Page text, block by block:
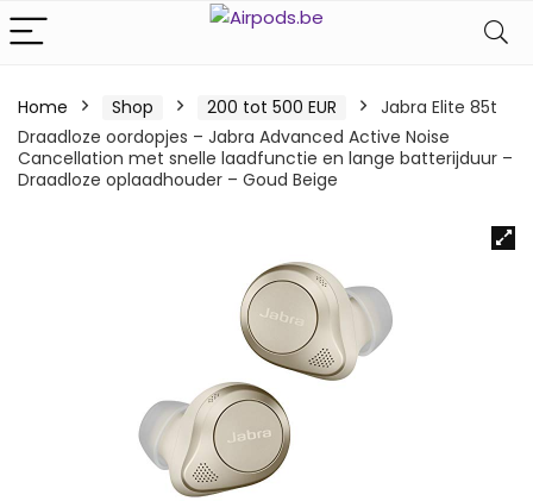
Home Shop 200 tot 500 EUR
Jabra Elite 85t
Draadloze oordopjes – Jabra Advanced Active Noise
Cancellation met snelle laadfunctie en lange batterijduur –
Draadloze oplaadhouder – Goud Beige